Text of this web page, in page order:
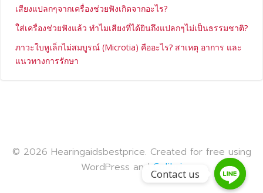
เสียงแปลกๆจากเครื่องช่วยฟังเกิดจากอะไร?
ใส่เครื่องช่วยฟังแล้ว ทำไมเสียงที่ได้ยินถึงแปลกๆไม่เป็นธรรมชาติ?
ภาวะใบหูเล็กไม่สมบูรณ์ (Microtia) คืออะไร? สาเหตุ อาการ และ
แนวทางการรักษา
© 2026 Hearingaidsbestprice. Created for free using
WordPress andColibri
Contact us